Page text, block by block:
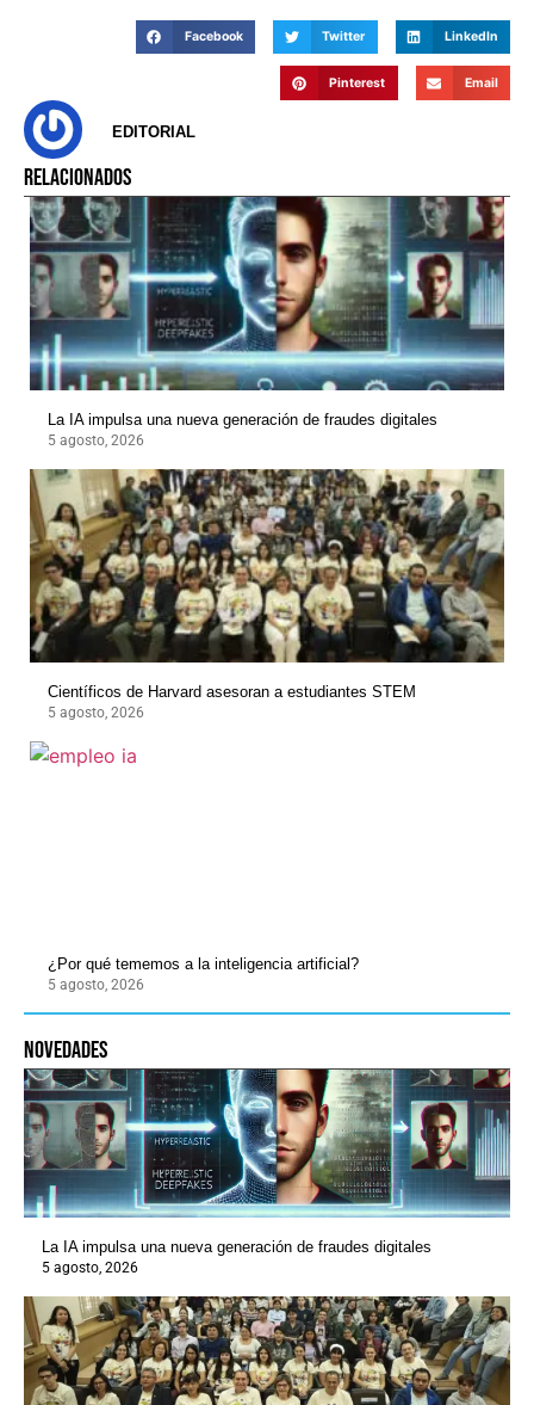
Facebook Twitter LinkedIn
Pinterest Email
EDITORIAL
RELACIONADOS
La IA impulsa una nueva generación de fraudes digitales
5 agosto, 2026
Científicos de Harvard asesoran a estudiantes STEM
5 agosto, 2026
¿Por qué tememos a la inteligencia artificial?
5 agosto, 2026
novedades
La IA impulsa una nueva generación de fraudes digitales
5 agosto, 2026